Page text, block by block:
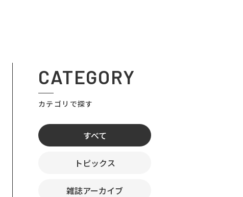
CATEGORY
カテゴリで探す
すべて
トピックス
雑誌アーカイブ